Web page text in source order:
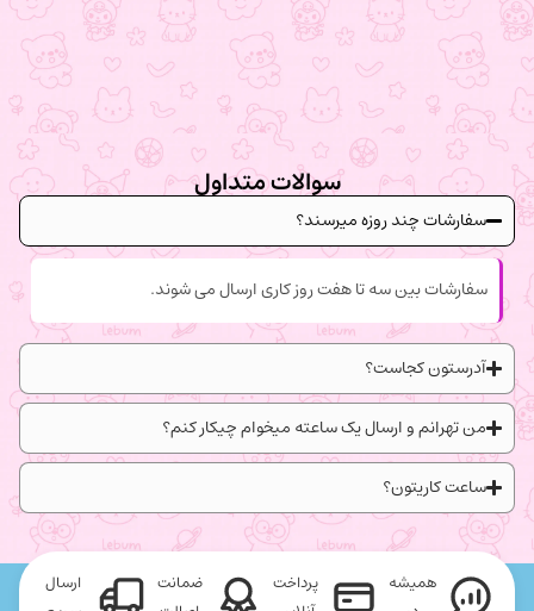
سوالات متداول
سفارشات چند روزه میرسند؟
سفارشات بین سه تا هفت روز کاری ارسال می شوند.
آدرستون کجاست؟
من تهرانم و ارسال یک ساعته میخوام چیکار کنم؟
ساعت کاریتون؟
همیشه
پرداخت
ضمانت
ارسال